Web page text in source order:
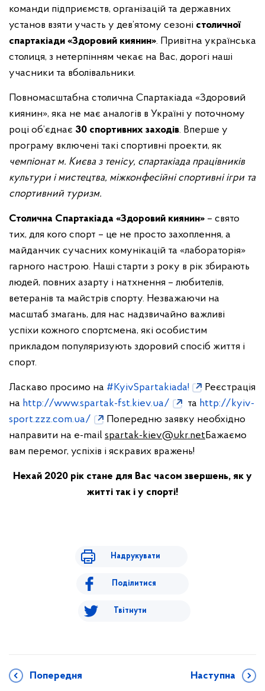
команди підприємств, організацій та державних
установ взяти участь у дев’ятому сезоні столичної
спартакіади «Здоровий киянин». Привітна українська
столиця, з нетерпінням чекає на Вас, дорогі наші
учасники та вболівальники.
Повномасштабна столична Спартакіада «Здоровий
киянин», яка не має аналогів в Україні у поточному
році об’єднає 30 спортивних заходів. Вперше у
програму включені такі спортивні проекти, як
чемпіонат м. Києва з тенісу, спартакіада працівників
культури і мистецтва, міжконфесійні спортивні ігри та
спортивний туризм.
Столична Спартакіада «Здоровий киянин» – свято
тих, для кого спорт – це не просто захоплення, а
майданчик сучасних комунікацій та «лабораторія»
гарного настрою. Наші старти з року в рік збирають
людей, повних азарту і натхнення – любителів,
ветеранів та майстрів спорту. Незважаючи на
масштаб змагань, для нас надзвичайно важливі
успіхи кожного спортсмена, які особистим
прикладом популяризують здоровий спосіб життя і
спорт.
Ласкаво просимо на #KyivSpartakiada!
Реєстрація
на http://www.spartak-fst.kiev.ua/ та http://kyiv-
sport.zzz.com.ua/
Попередню заявку необхідно
направити на e-mail spartak-kiev@ukr.netБажаємо
вам перемог, успіхів і яскравих вражень!
Нехай 2020 рік стане для Вас часом звершень, як у
житті так і у спорті!
Надрукувати
Поділитися
Твітнути
Попередня Наступна